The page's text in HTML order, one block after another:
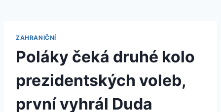
ZAHRANIČNÍ
Poláky čeká druhé kolo
prezidentských voleb,
první vyhrál Duda